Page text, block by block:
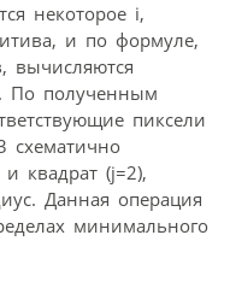
некоторое i,
и по формуле,
вычисляются
По полученным
пиксели
схематично
квадрат (j=2),
Данная операция
минимального